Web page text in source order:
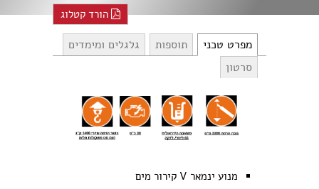
מפרט טכני תוספות
גלגלים ומימדים
סרטון
הורד קטלוג
מנוע ינמאר V קירור מים